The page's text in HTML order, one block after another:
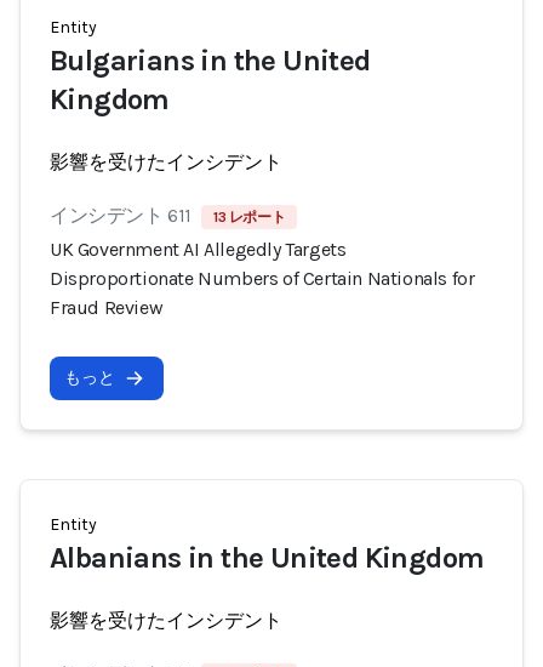
Entity
Bulgarians in the United
Kingdom
影響を受けたインシデント
インシデント 611 13 レポート
UK Government AI Allegedly Targets
Disproportionate Numbers of Certain Nationals for
Fraud Review
もっと
Entity
Albanians in the United Kingdom
影響を受けたインシデント